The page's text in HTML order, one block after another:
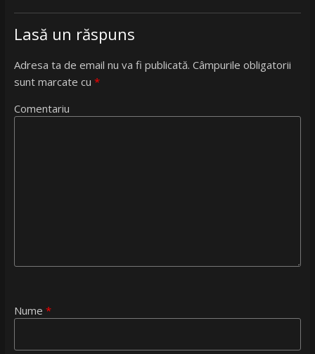
Lasă un răspuns
Adresa ta de email nu va fi publicată. Câmpurile obligatorii
sunt marcate cu *
Comentariu
Nume *